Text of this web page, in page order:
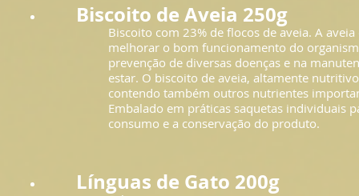
Biscoito de Aveia 250g
Biscoito com 23% de flocos de aveia. A
melhorar o bom funcionamento do
prevenção de diversas doenças e na
estar. O biscoito de aveia, altamente
contendo também outros nutrientes
Embalado em práticas saquetas individuais
consumo e a conservação do produto.
Línguas de Gato 200g